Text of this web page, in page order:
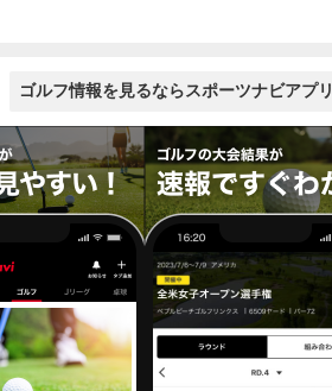
ゴルフ情報を見るならスポーツナビアプリ